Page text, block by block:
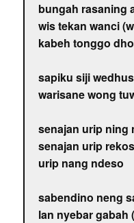
bungah rasaning
wis tekan wanci
kabeh tonggo
sapiku siji
warisane wong
senajan urip ning
senajan urip
urip nang ndeso
sabendino neng
lan nyebar gabah